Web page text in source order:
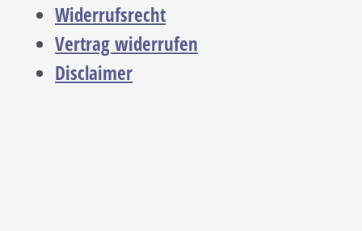
Widerrufsrecht
Vertrag widerrufen
Disclaimer